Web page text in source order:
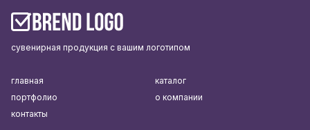
сувенирная продукция с вашим логотипом
главная
каталог
портфолио
о компании
контакты